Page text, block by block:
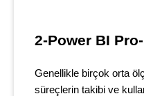
2-Power BI
Genellikle birçok orta
süreçlerin takibi ve